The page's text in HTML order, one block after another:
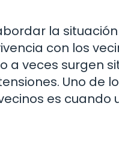
la
con los
a veces surgen
Uno de
es cuando